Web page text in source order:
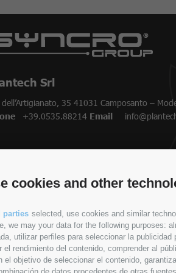
cookies and other
parties selected, use cookies and similar
we may your data for the following purposes:
utilizar perfiles para seleccionar la
el rendimiento del contenido, comprender al
el objetivo de seleccionar el contenido,
Srl
dell’Artigianato, 35 41031 Camposanto –
+39.0535.88214 Email
GROUP SOBRE NOSOTROS
Sobre nosotros